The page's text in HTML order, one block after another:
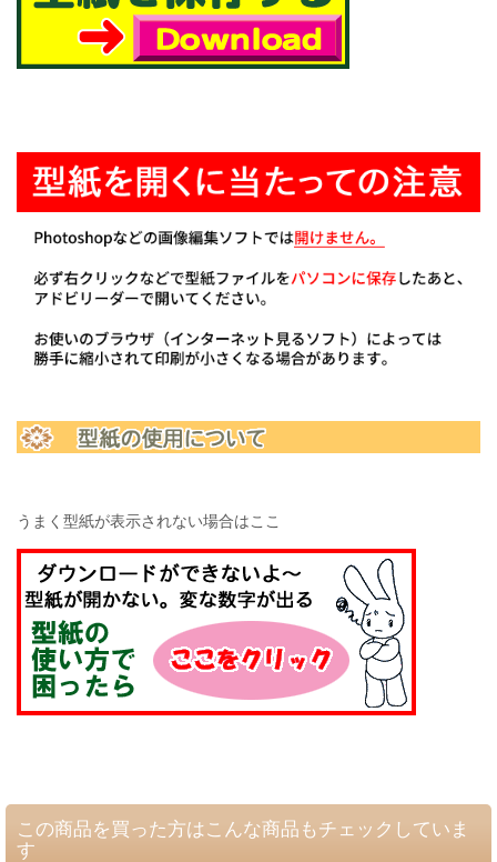
うまく型紙が表示されない場合はここ
この商品を買った方はこんな商品もチェックしていま
す